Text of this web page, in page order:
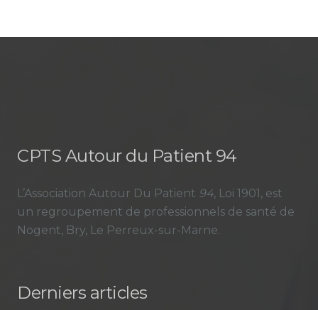
CPTS Autour du Patient 94
L’Association Autour Du Patient 94, Loi 1901, est
un regroupement de professionnels de santé de
Nogent, Bry, Le Perreux-sur-Marne.
Derniers articles